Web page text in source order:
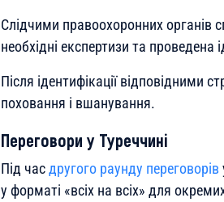
Слідчими правоохоронних органів
необхідні експертизи та проведена
Після ідентифікації відповідними
поховання і вшанування.
Переговори у Туреччині
Під часдругого раунду переговорів
у форматі «всіх на всіх» для